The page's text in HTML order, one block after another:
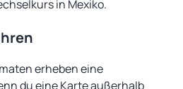
in Mexiko.
erheben eine
du eine Karte außerhalb